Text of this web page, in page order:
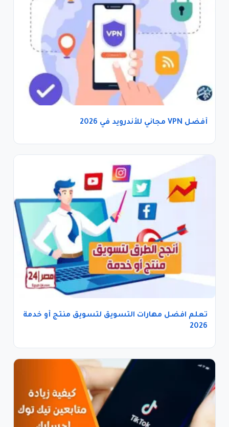
أفضل VPN مجاني للأندرويد في 2026
تعلم افضل مهارات التسويق لتسويق منتج أو خدمة
2026